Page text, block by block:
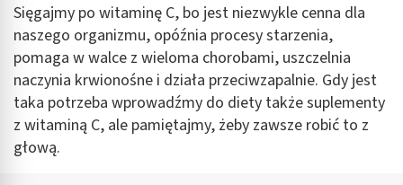
Sięgajmy po witaminę C, bo jest niezwykle cenna dla
naszego organizmu, opóźnia procesy starzenia,
pomaga w walce z wieloma chorobami, uszczelnia
naczynia krwionośne i działa przeciwzapalnie. Gdy jest
taka potrzeba wprowadźmy do diety także suplementy
z witaminą C, ale pamiętajmy, żeby zawsze robić to z
głową.